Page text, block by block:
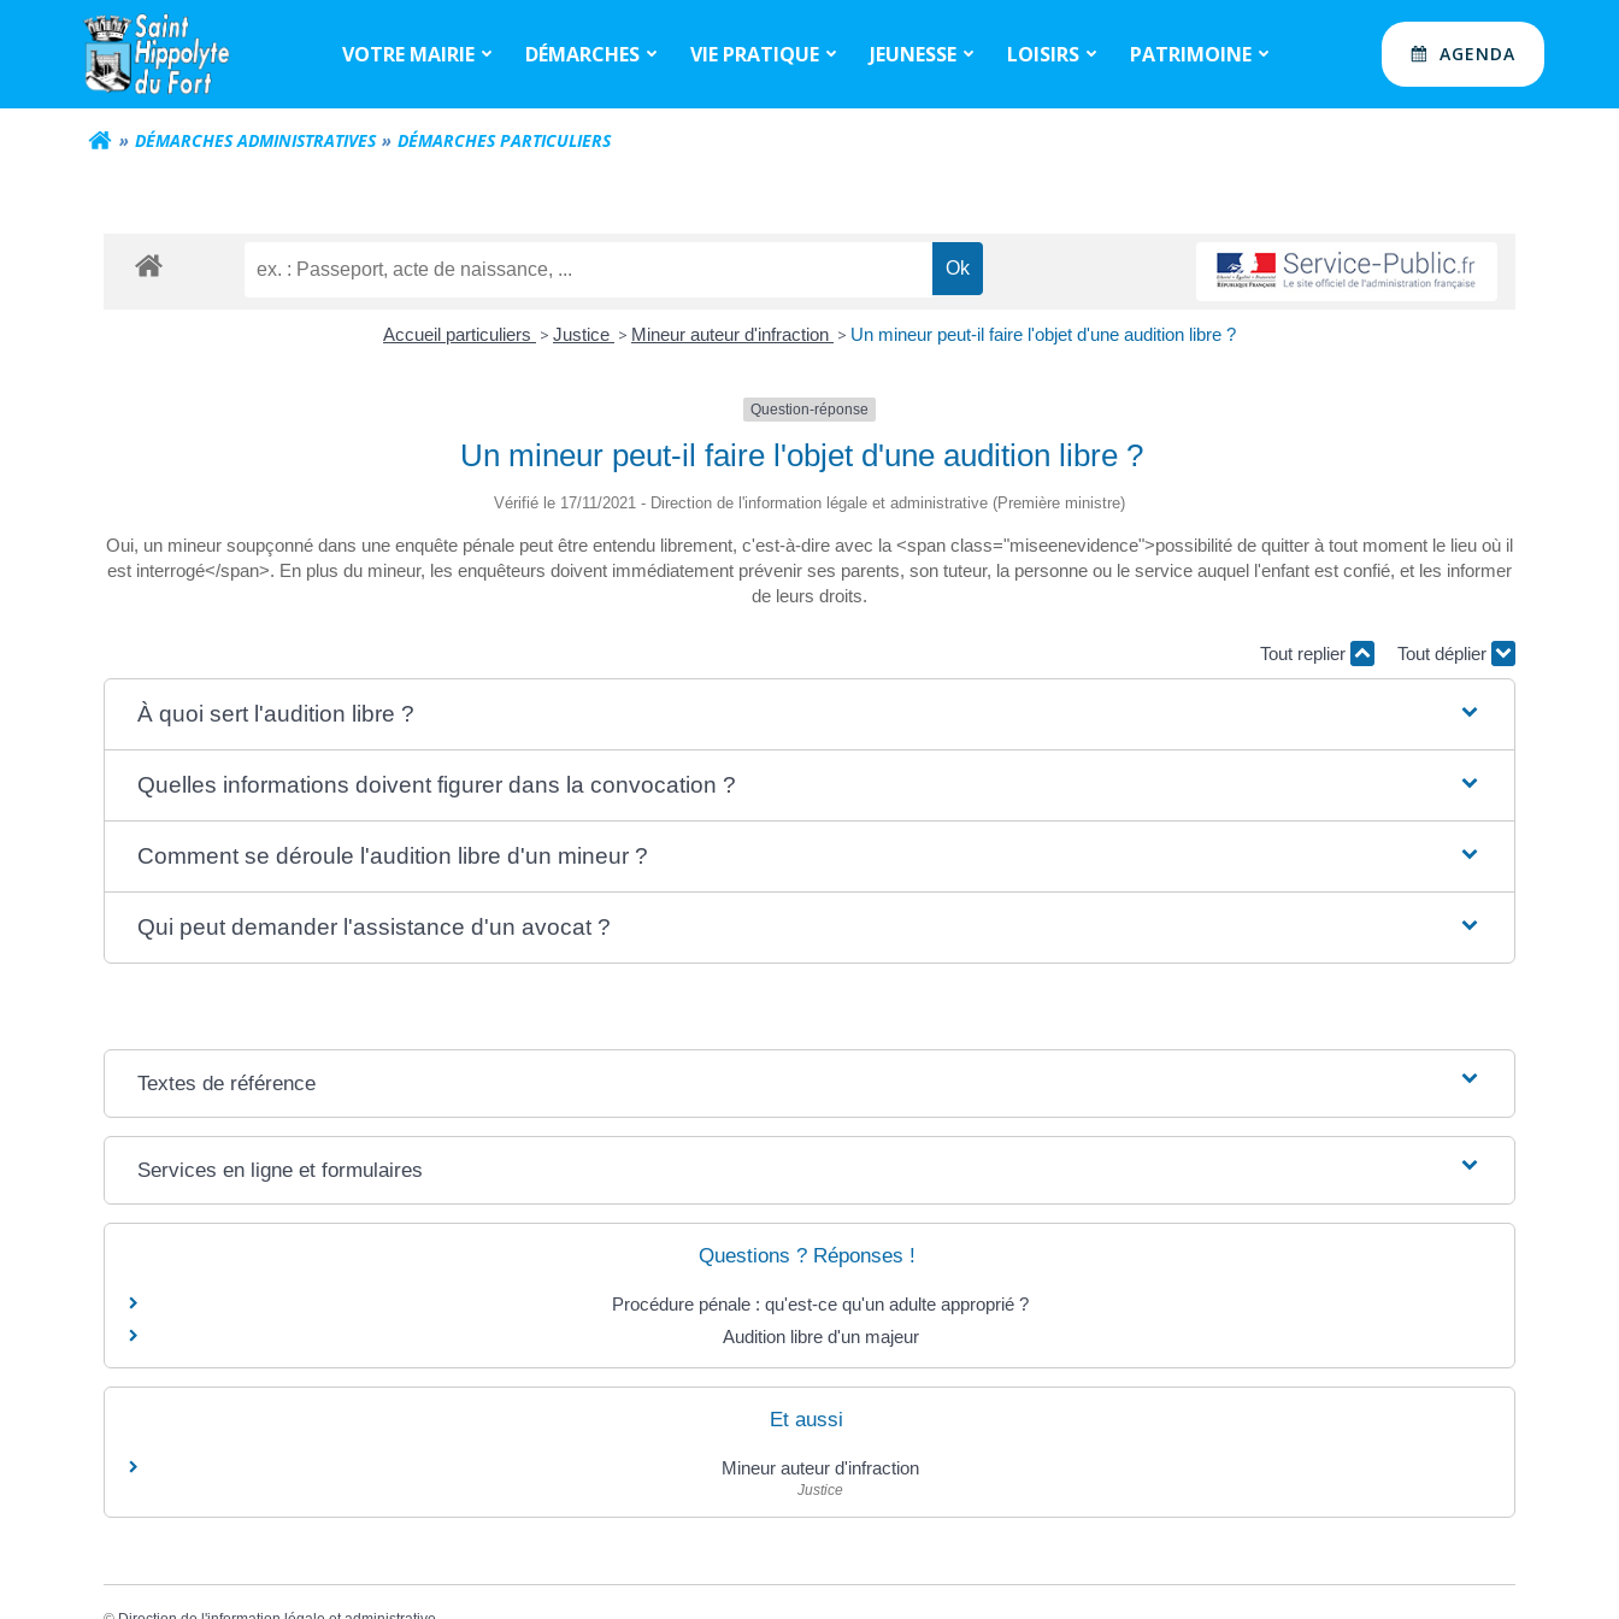
VOTRE MAIRIE DÉMARCHES VIE PRATIQUE JEUNESSE LOISIRS PATRIMOINE AGENDA
DÉMARCHES ADMINISTRATIVES DÉMARCHES PARTICULIERS
Accueil particuliers > Justice > Mineur auteur d'infraction > Un mineur peut-il faire l'objet d'une audition libre ?
Question-réponse
Un mineur peut-il faire l'objet d'une audition libre ?
Vérifié le 17/11/2021 - Direction de l'information légale et administrative (Première ministre)
Oui, un mineur soupçonné dans une enquête pénale peut être entendu librement, c'est-à-dire avec la <span class="miseenevidence">possibilité de quitter à tout moment le lieu où il
est interrogé</span>. En plus du mineur, les enquêteurs doivent immédiatement prévenir ses parents, son tuteur, la personne ou le service auquel l'enfant est confié, et les informer
de leurs droits.
Tout replier Tout déplier
À quoi sert l'audition libre ?
Quelles informations doivent figurer dans la convocation ?
Comment se déroule l'audition libre d'un mineur ?
Qui peut demander l'assistance d'un avocat ?
Textes de référence
Services en ligne et formulaires
Questions ? Réponses !
Procédure pénale : qu'est-ce qu'un adulte approprié ?
Audition libre d'un majeur
Et aussi
Mineur auteur d'infraction
Justice